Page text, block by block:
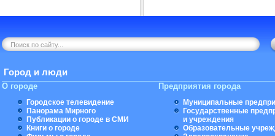
Город и люди
О городе
Городское телевидение
Панорама Мирного
Публикации о городе в СМИ
Книги о городе
Предприятия города
Муниципальные
Государственные
и учреждения
Образовательные